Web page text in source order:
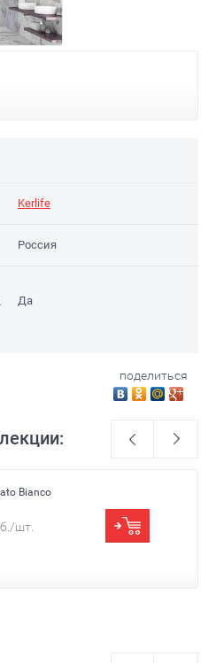
Kerlife
Россия
Да
поделиться
Bianco
шт.